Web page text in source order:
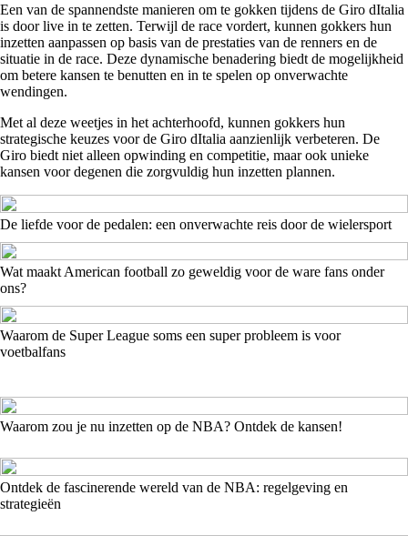
Een van de spannendste manieren om te gokken tijdens de Giro dItalia
is door live in te zetten. Terwijl de race vordert, kunnen gokkers hun
inzetten aanpassen op basis van de prestaties van de renners en de
situatie in de race. Deze dynamische benadering biedt de mogelijkheid
om betere kansen te benutten en in te spelen op onverwachte
wendingen.
Met al deze weetjes in het achterhoofd, kunnen gokkers hun
strategische keuzes voor de Giro dItalia aanzienlijk verbeteren. De
Giro biedt niet alleen opwinding en competitie, maar ook unieke
kansen voor degenen die zorgvuldig hun inzetten plannen.
De liefde voor de pedalen: een onverwachte reis door de wielersport
Wat maakt American football zo geweldig voor de ware fans onder
ons?
Waarom de Super League soms een super probleem is voor
voetbalfans
Waarom zou je nu inzetten op de NBA? Ontdek de kansen!
Ontdek de fascinerende wereld van de NBA: regelgeving en
strategieën